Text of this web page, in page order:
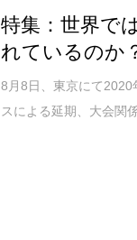
特集：世界で
れているのか
8月8日、東京にて
スによる延期、大会関